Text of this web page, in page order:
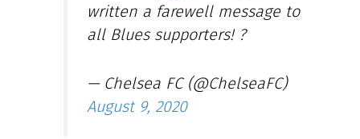
written a farewell message to
all Blues supporters! ?
— Chelsea FC (@ChelseaFC)
August 9, 2020